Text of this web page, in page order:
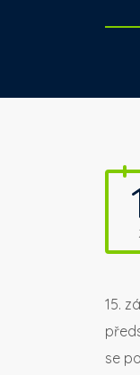
15.
se